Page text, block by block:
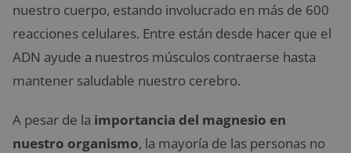
nuestro cuerpo, estando involucrado en más de 600
reacciones celulares. Entre están desde hacer que el
ADN ayude a nuestros músculos contraerse hasta
mantener saludable nuestro cerebro.
A pesar de la importancia del magnesio en
nuestro organismo, la mayoría de las personas no